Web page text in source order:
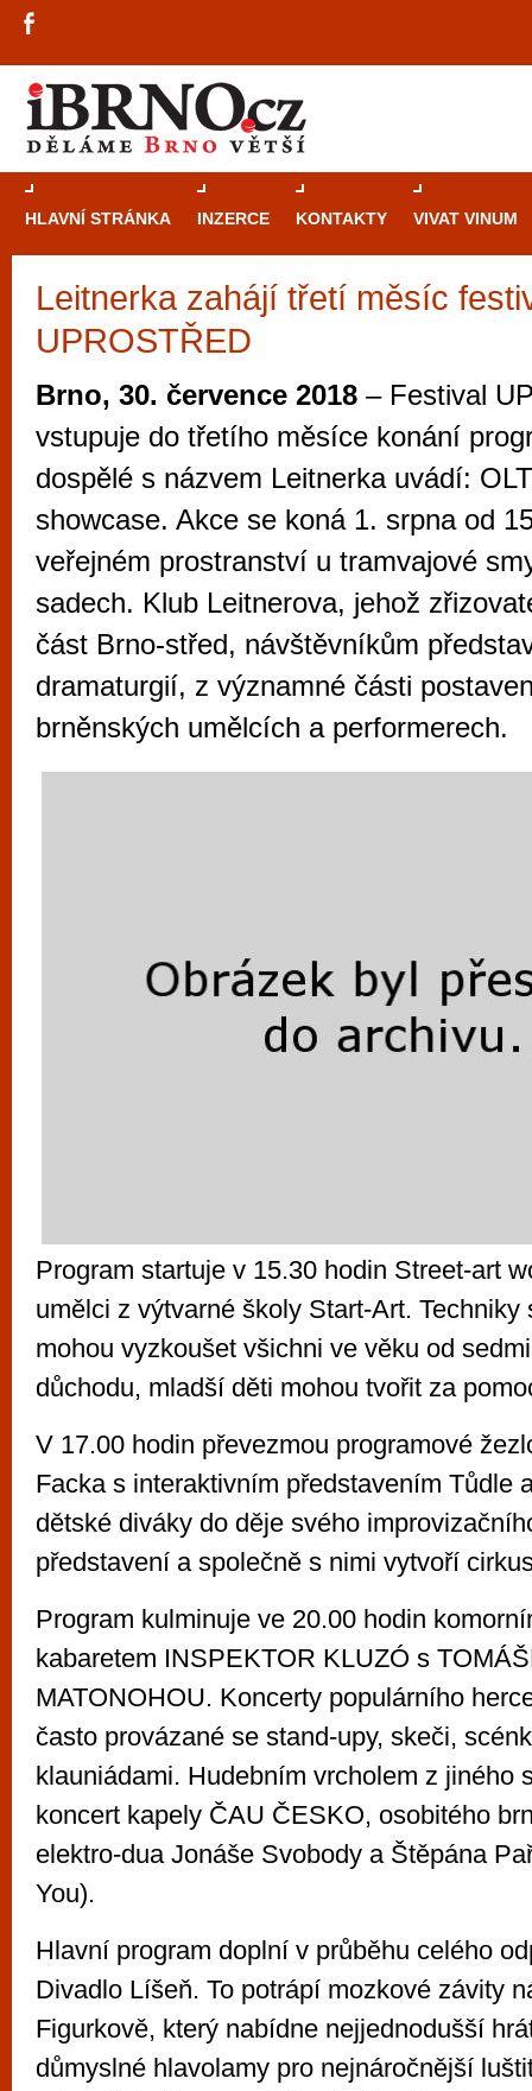
HLAVNÍ STRÁNKA INZERCE KONTAKTY VIVAT VINUM
Leitnerka zahájí třetí měsíc
UPROSTŘED
Brno, 30. července 2018 – Festival
vstupuje do třetího měsíce konání
dospělé s názvem Leitnerka uvádí:
showcase. Akce se koná 1. srpna od
veřejném prostranství u tramvajové
sadech. Klub Leitnerova, jehož
část Brno-střed, návštěvníkům
dramaturgií, z významné části
brněnských umělcích a performerech.
Program startuje v 15.30 hodin Street-art
umělci z výtvarné školy Start-Art. Techniky
mohou vyzkoušet všichni ve věku od
důchodu, mladší děti mohou tvořit za
V 17.00 hodin převezmou programové
Facka s interaktivním představením Tůdle
dětské diváky do děje svého
představení a společně s nimi vytvoří
Program kulminuje ve 20.00 hodin
kabaretem INSPEKTOR KLUZÓ s
MATONOHOU. Koncerty populárního
často provázané se stand-upy, skeči,
klauniádami. Hudebním vrcholem z jiného
koncert kapely ČAU ČESKO, osobitého
elektro-dua Jonáše Svobody a Štěpána
You).
Hlavní program doplní v průběhu celého
Divadlo Líšeň. To potrápí mozkové závity
Figurkově, který nabídne nejjednodušší
důmyslné hlavolamy pro nejnáročnější
Průvodce
Brno je
zajímavé
restaurace,
Mimo jiné je ale také místem, kde si
vyzkoušet různé kasinové hry. V
metropoli naleznete širokou nabídku her
po moderní automaty jak pro pravidelné
příležitostné hráče. V...